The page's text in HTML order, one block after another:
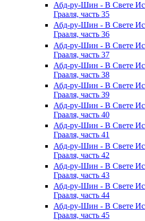
Абд-ру-Шин - В Свете
Грааля, часть 35
Абд-ру-Шин - В Свете
Грааля, часть 36
Абд-ру-Шин - В Свете
Грааля, часть 37
Абд-ру-Шин - В Свете
Грааля, часть 38
Абд-ру-Шин - В Свете
Грааля, часть 39
Абд-ру-Шин - В Свете
Грааля, часть 40
Абд-ру-Шин - В Свете
Грааля, часть 41
Абд-ру-Шин - В Свете
Грааля, часть 42
Абд-ру-Шин - В Свете
Грааля, часть 43
Абд-ру-Шин - В Свете
Грааля, часть 44
Абд-ру-Шин - В Свете
Грааля, часть 45